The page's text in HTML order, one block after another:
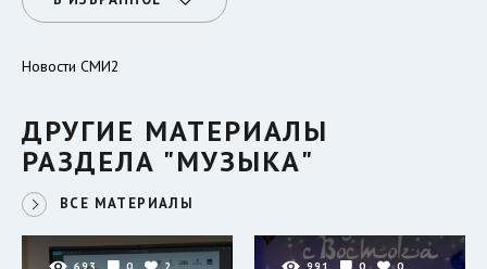
Новости СМИ2
ДРУГИЕ МАТЕРИАЛЫ
РАЗДЕЛА "МУЗЫКА"
ВСЕ МАТЕРИАЛЫ
693 0 2 991 0 0